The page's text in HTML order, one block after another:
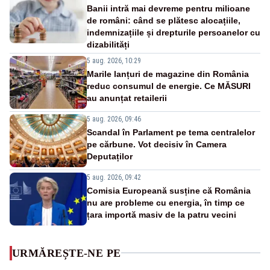
Banii intră mai devreme pentru milioane
de români: când se plătesc alocațiile,
indemnizațiile și drepturile persoanelor cu
dizabilități
5 aug. 2026, 10:29
Marile lanțuri de magazine din România
reduc consumul de energie. Ce MĂSURI
au anunțat retailerii
5 aug. 2026, 09:46
Scandal în Parlament pe tema centralelor
pe cărbune. Vot decisiv în Camera
Deputaților
5 aug. 2026, 09:42
Comisia Europeană susține că România
nu are probleme cu energia, în timp ce
țara importă masiv de la patru vecini
URMĂREȘTE-NE PE